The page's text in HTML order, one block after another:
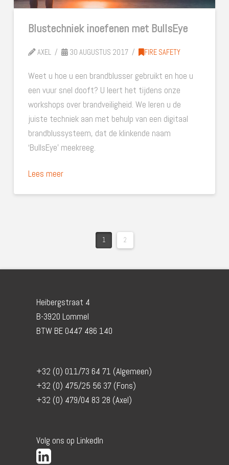
Blustechniek inoefenen met BullsEye
AXEL 30 AUGUSTUS 2017 FIRE SAFETY
Weet u hoe u een brandblusser gebruikt en hoe u
een vuur snel dooft? U leert het tijdens onze
workshops over brandveiligheid. We leren u de
juiste techniek aan met behulp van een digitaal
brandblussysteem, dat de klinkende naam
‘BullsEye’ meekreeg.
Lees meer
1 2
Heibergstraat 4
B-3920 Lommel
BTW BE 0447 486 140
+32 (0) 011/73 64 71 (Algemeen)
+32 (0) 475/25 56 37 (Fons)
+32 (0) 479/04 83 28 (Axel)
Volg ons op LinkedIn